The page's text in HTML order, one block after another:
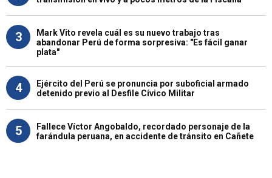
3
Mark Vito revela cuál es su nuevo trabajo tras
abandonar Perú de forma sorpresiva: "Es fácil ganar
plata"
4
Ejército del Perú se pronuncia por suboficial armado
detenido previo al Desfile Cívico Militar
5
Fallece Víctor Angobaldo, recordado personaje de la
farándula peruana, en accidente de tránsito en Cañete